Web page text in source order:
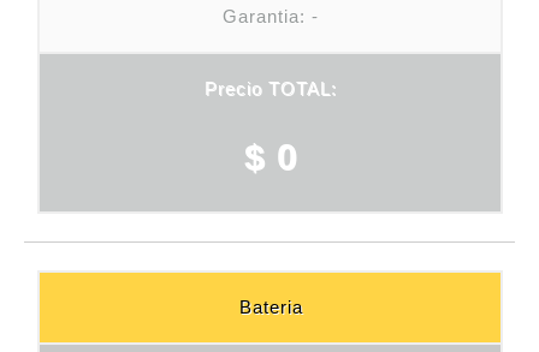
Garantia: -
Precio TOTAL:
$ 0
Bateria